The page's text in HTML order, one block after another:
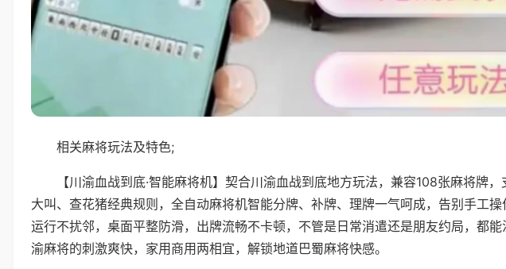
相关麻将玩法及特色;
【川渝血战到底·智能麻将机】契合川渝血战到底地方玩法，兼容108张麻将牌
大叫、查花猪经典规则，全自动麻将机智能分牌、补牌、理牌一气呵成，告别手工
运行不扰邻，桌面平整防滑，出牌流畅不卡顿，不管是日常消遣还是朋友约局，都能
渝麻将的刺激爽快，家用商用两相宜，解锁地道巴蜀麻将快感。